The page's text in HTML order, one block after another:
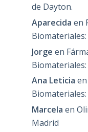
de Dayton.
Aparecida en
Jorge en
Ana Leticia en
Marcela en
Madrid